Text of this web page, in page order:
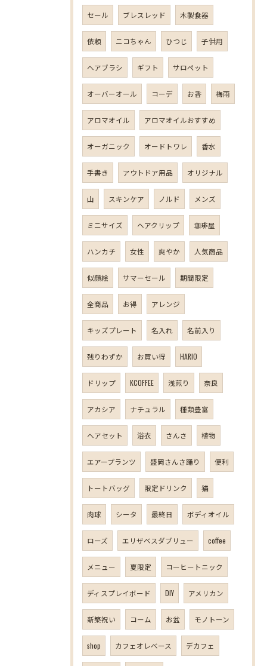
セール ブレスレッド 木製食器
依頼 ニコちゃん ひつじ 子供用
ヘアブラシ ギフト サロペット
オーバーオール コーデ お香 梅雨
アロマオイル アロマオイルおすすめ
オーガニック オードトワレ 香水
手書き アウトドア用品 オリジナル
山 スキンケア ノルド メンズ
ミニサイズ ヘアクリップ 珈琲屋
ハンカチ 女性 爽やか 人気商品
似顔絵 サマーセール 期間限定
全商品 お得 アレンジ
キッズプレート 名入れ 名前入り
残りわずか お買い得 HARIO
ドリップ KCOFFEE 浅煎り 奈良
アカシア ナチュラル 種類豊富
ヘアセット 浴衣 さんさ 植物
エアープランツ 盛岡さんさ踊り 便利
トートバッグ 限定ドリンク 猫
肉球 シータ 最終日 ボディオイル
ローズ エリザベスダブリュー coffee
メニュー 夏限定 コーヒートニック
ディスプレイボード DIY アメリカン
新築祝い コーム お盆 モノトーン
shop カフェオレベース デカフェ